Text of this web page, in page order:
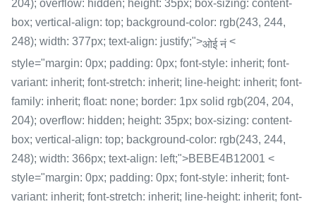
204); overflow: hidden; height: 35px; box-sizing: content-
box; vertical-align: top; background-color: rgb(243, 244,
248); width: 377px; text-align: justify;">ओई नं<
style="margin: 0px; padding: 0px; font-style: inherit; font-
variant: inherit; font-stretch: inherit; line-height: inherit; font-
family: inherit; float: none; border: 1px solid rgb(204, 204,
204); overflow: hidden; height: 35px; box-sizing: content-
box; vertical-align: top; background-color: rgb(243, 244,
248); width: 366px; text-align: left;">BEBE4B12001 <
style="margin: 0px; padding: 0px; font-style: inherit; font-
variant: inherit; font-stretch: inherit; line-height: inherit; font-